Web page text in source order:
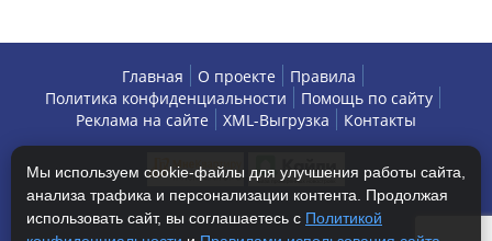
Главная О проекте
Правила
Политика конфиденциальности
Помощь по сайту
Реклама на сайте
XML-Выгрузка Контакты
Мы используем cookie-файлы для улучшения работы сайта,
анализа трафика и персонализации контента. Продолжая
использовать сайт, вы соглашаетесь с Политикой